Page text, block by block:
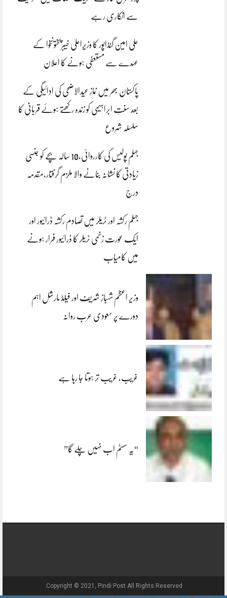
سے انکاری رہے
علی امین گنڈاپور کا وزیراعلیٰ خیبرپختونخوا کے
عہدے سے مستعفی ہونے کا اعلان
پاکستان بھر میں نمازِ عیدالاضحی کی ادائیگی کے
بعد سنتِ ابراہیمی کو زندہ رکھتے ہوئے قربانی کا
سلسلہ شروع
جہلم پولیس کی کارروائی،10 سالہ بچے کو جنسی
زیادتی کا نشانہ بنانے والا ملزم گرفتار،مقدمہ
درج
جہلم رکشہ اور ٹریلر میں تصادم رکشہ ڈرائیور اور
ایک عورت زخمی ٹریلر کا ڈرائیور فرار ہونے
میں کامیاب
وزیر اعظم شہباز شریف اور فیلڈ مارشل اہم
دورے پر سعودی عرب روانہ
غریب، غریب تر ہوتا جا رہا ہے
“یہ سسٹم اب نہیں چلے گا”
Copyright © 2021, Pindi Post All Rights Reserved.